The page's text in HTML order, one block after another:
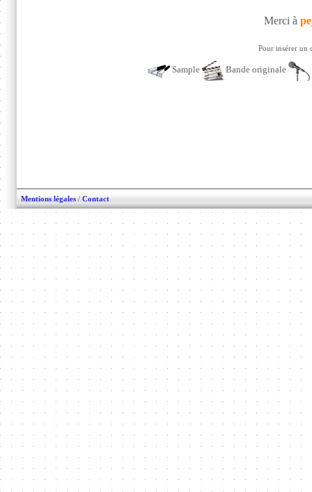
Merci à
Pour insérer un
Sample Bande originale
Mentions légales / Contact